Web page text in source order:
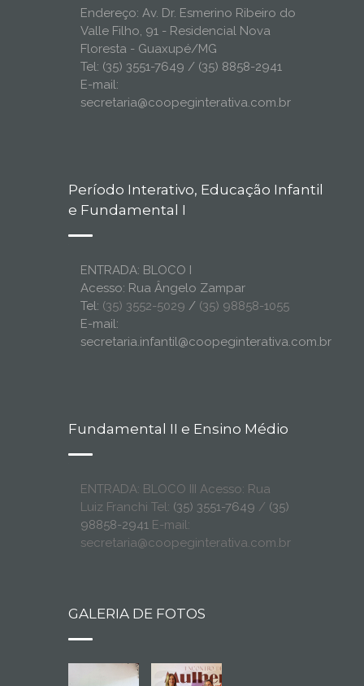
Endereço: Av. Dr. Esmerino Ribeiro do
Valle Filho, 91 - Residencial Nova
Floresta - Guaxupé/MG
Tel: (35) 3551-7649 / (35) 8858-2941
E-mail:
secretaria@coopeginterativa.com.br
Período Interativo, Educação Infantil
e Fundamental I
ENTRADA: BLOCO I
Acesso: Rua Ângelo Zampar
Tel: (35) 3552-5029 / (35) 98858-1055
E-mail:
secretaria.infantil@coopeginterativa.com.br
Fundamental II e Ensino Médio
ENTRADA: BLOCO III Acesso: Rua
Luiz Franchi Tel: (35) 3551-7649 / (35)
98858-2941 E-mail:
secretaria@coopeginterativa.com.br
GALERIA DE FOTOS